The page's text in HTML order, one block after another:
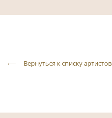
Вернуться к списку артистов